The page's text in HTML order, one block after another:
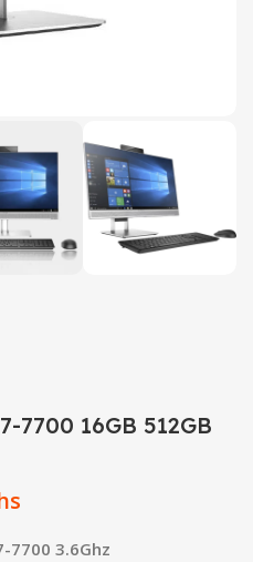
7700 16GB 512GB
7700 3.6Ghz